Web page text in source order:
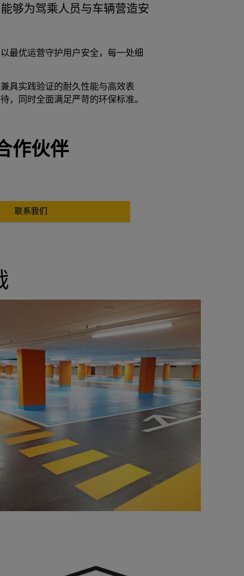
够为驾乘人员与车辆营造安
最优运营守护用户安全，每一处细
具实践验证的耐久性能与高效表
，同时全面满足严苛的环保标准。
作伙伴
联系我们